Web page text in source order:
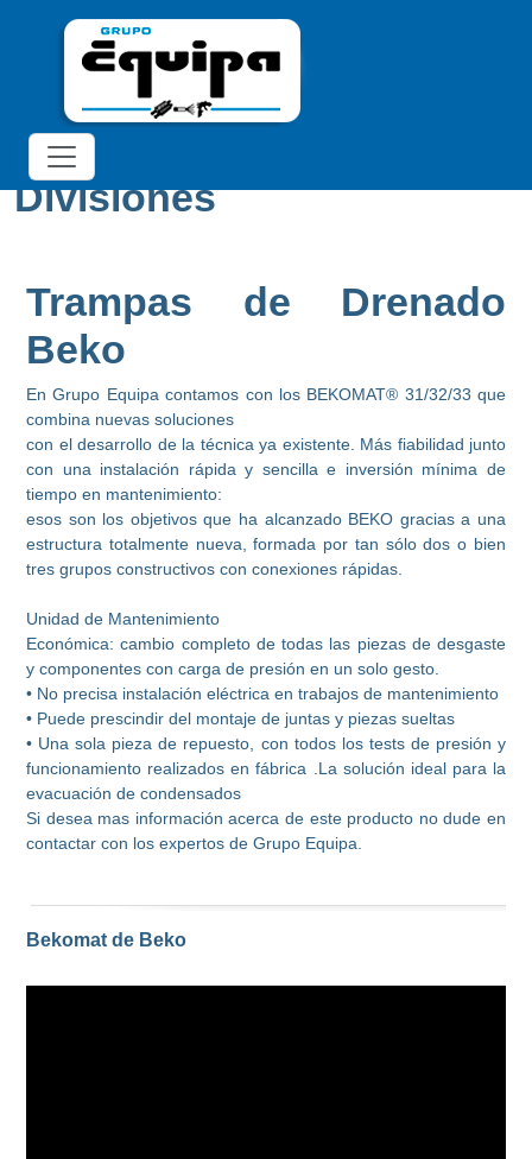
Divisiones
Trampas de Drenado
Beko
En Grupo Equipa contamos con los BEKOMAT® 31/32/33 que
combina nuevas soluciones
con el desarrollo de la técnica ya existente. Más fiabilidad junto
con una instalación rápida y sencilla e inversión mínima de
tiempo en mantenimiento:
esos son los objetivos que ha alcanzado BEKO gracias a una
estructura totalmente nueva, formada por tan sólo dos o bien
tres grupos constructivos con conexiones rápidas.
Unidad de Mantenimiento
Económica: cambio completo de todas las piezas de desgaste
y componentes con carga de presión en un solo gesto.
• No precisa instalación eléctrica en trabajos de mantenimiento
• Puede prescindir del montaje de juntas y piezas sueltas
• Una sola pieza de repuesto, con todos los tests de presión y
funcionamiento realizados en fábrica .La solución ideal para la
evacuación de condensados
Si desea mas información acerca de este producto no dude en
contactar con los expertos de Grupo Equipa.
Bekomat de Beko